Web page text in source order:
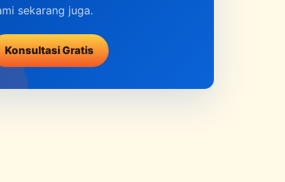
sekarang juga.
Konsultasi Gratis